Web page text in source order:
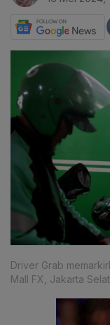
Driver Grab
Mall FX, Jakarta